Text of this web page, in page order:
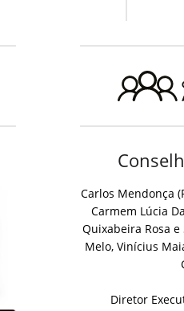
Carlos Mendonça
Carmem Lúcia
Quixabeira Rosa
Melo, Vinícius
Diretor